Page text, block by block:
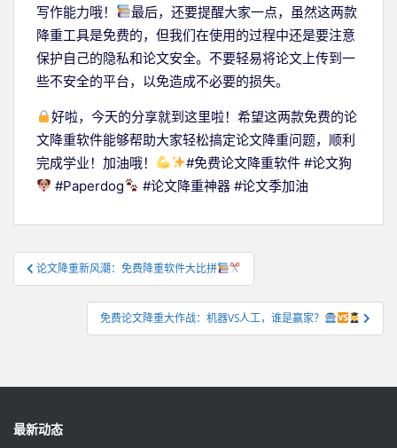
写作能力哦！
最后，还要提醒大家一点，虽然这两款
降重工具是免费的，但我们在使用的过程中还是要注意
保护自己的隐私和论文安全。不要轻易将论文上传到一
些不安全的平台，以免造成不必要的损失。
好啦，今天的分享就到这里啦！希望这两款免费的论
文降重软件能够帮助大家轻松搞定论文降重问题，顺利
完成学业！加油哦！
#免费论文降重软件 #论文狗
#Paperdog
#论文降重神器 #论文季加油
文
章
论文降重新风潮：免费降重软件大比拼
免费论文降重大作战：机器VS人工，谁是赢家？
最新动态